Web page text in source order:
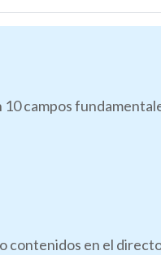
campos
contenidos en el